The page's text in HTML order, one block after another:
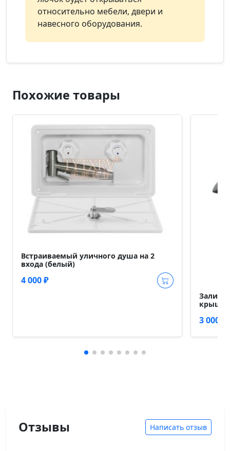
относительно мебели, двери и
навесного оборудования.
Похожие товары
Встраиваемый уличного душа на 2
входа (белый)
4 000 ₽
3 000 ₽
Отзывы Написать отзыв